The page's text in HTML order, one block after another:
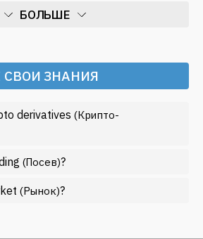
БОЛЬШЕ
СВОИ ЗНАНИЯ
derivatives (Крипто-
(Посев)?
(Рынок)?